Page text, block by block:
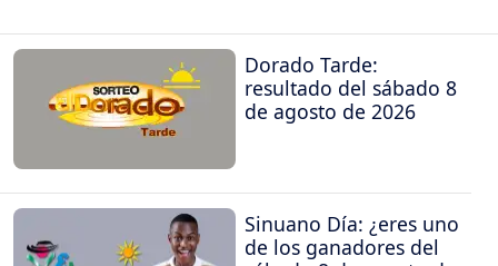
Dorado Tarde:
resultado del sábado 8
de agosto de 2026
Sinuano Día: ¿eres uno
de los ganadores del